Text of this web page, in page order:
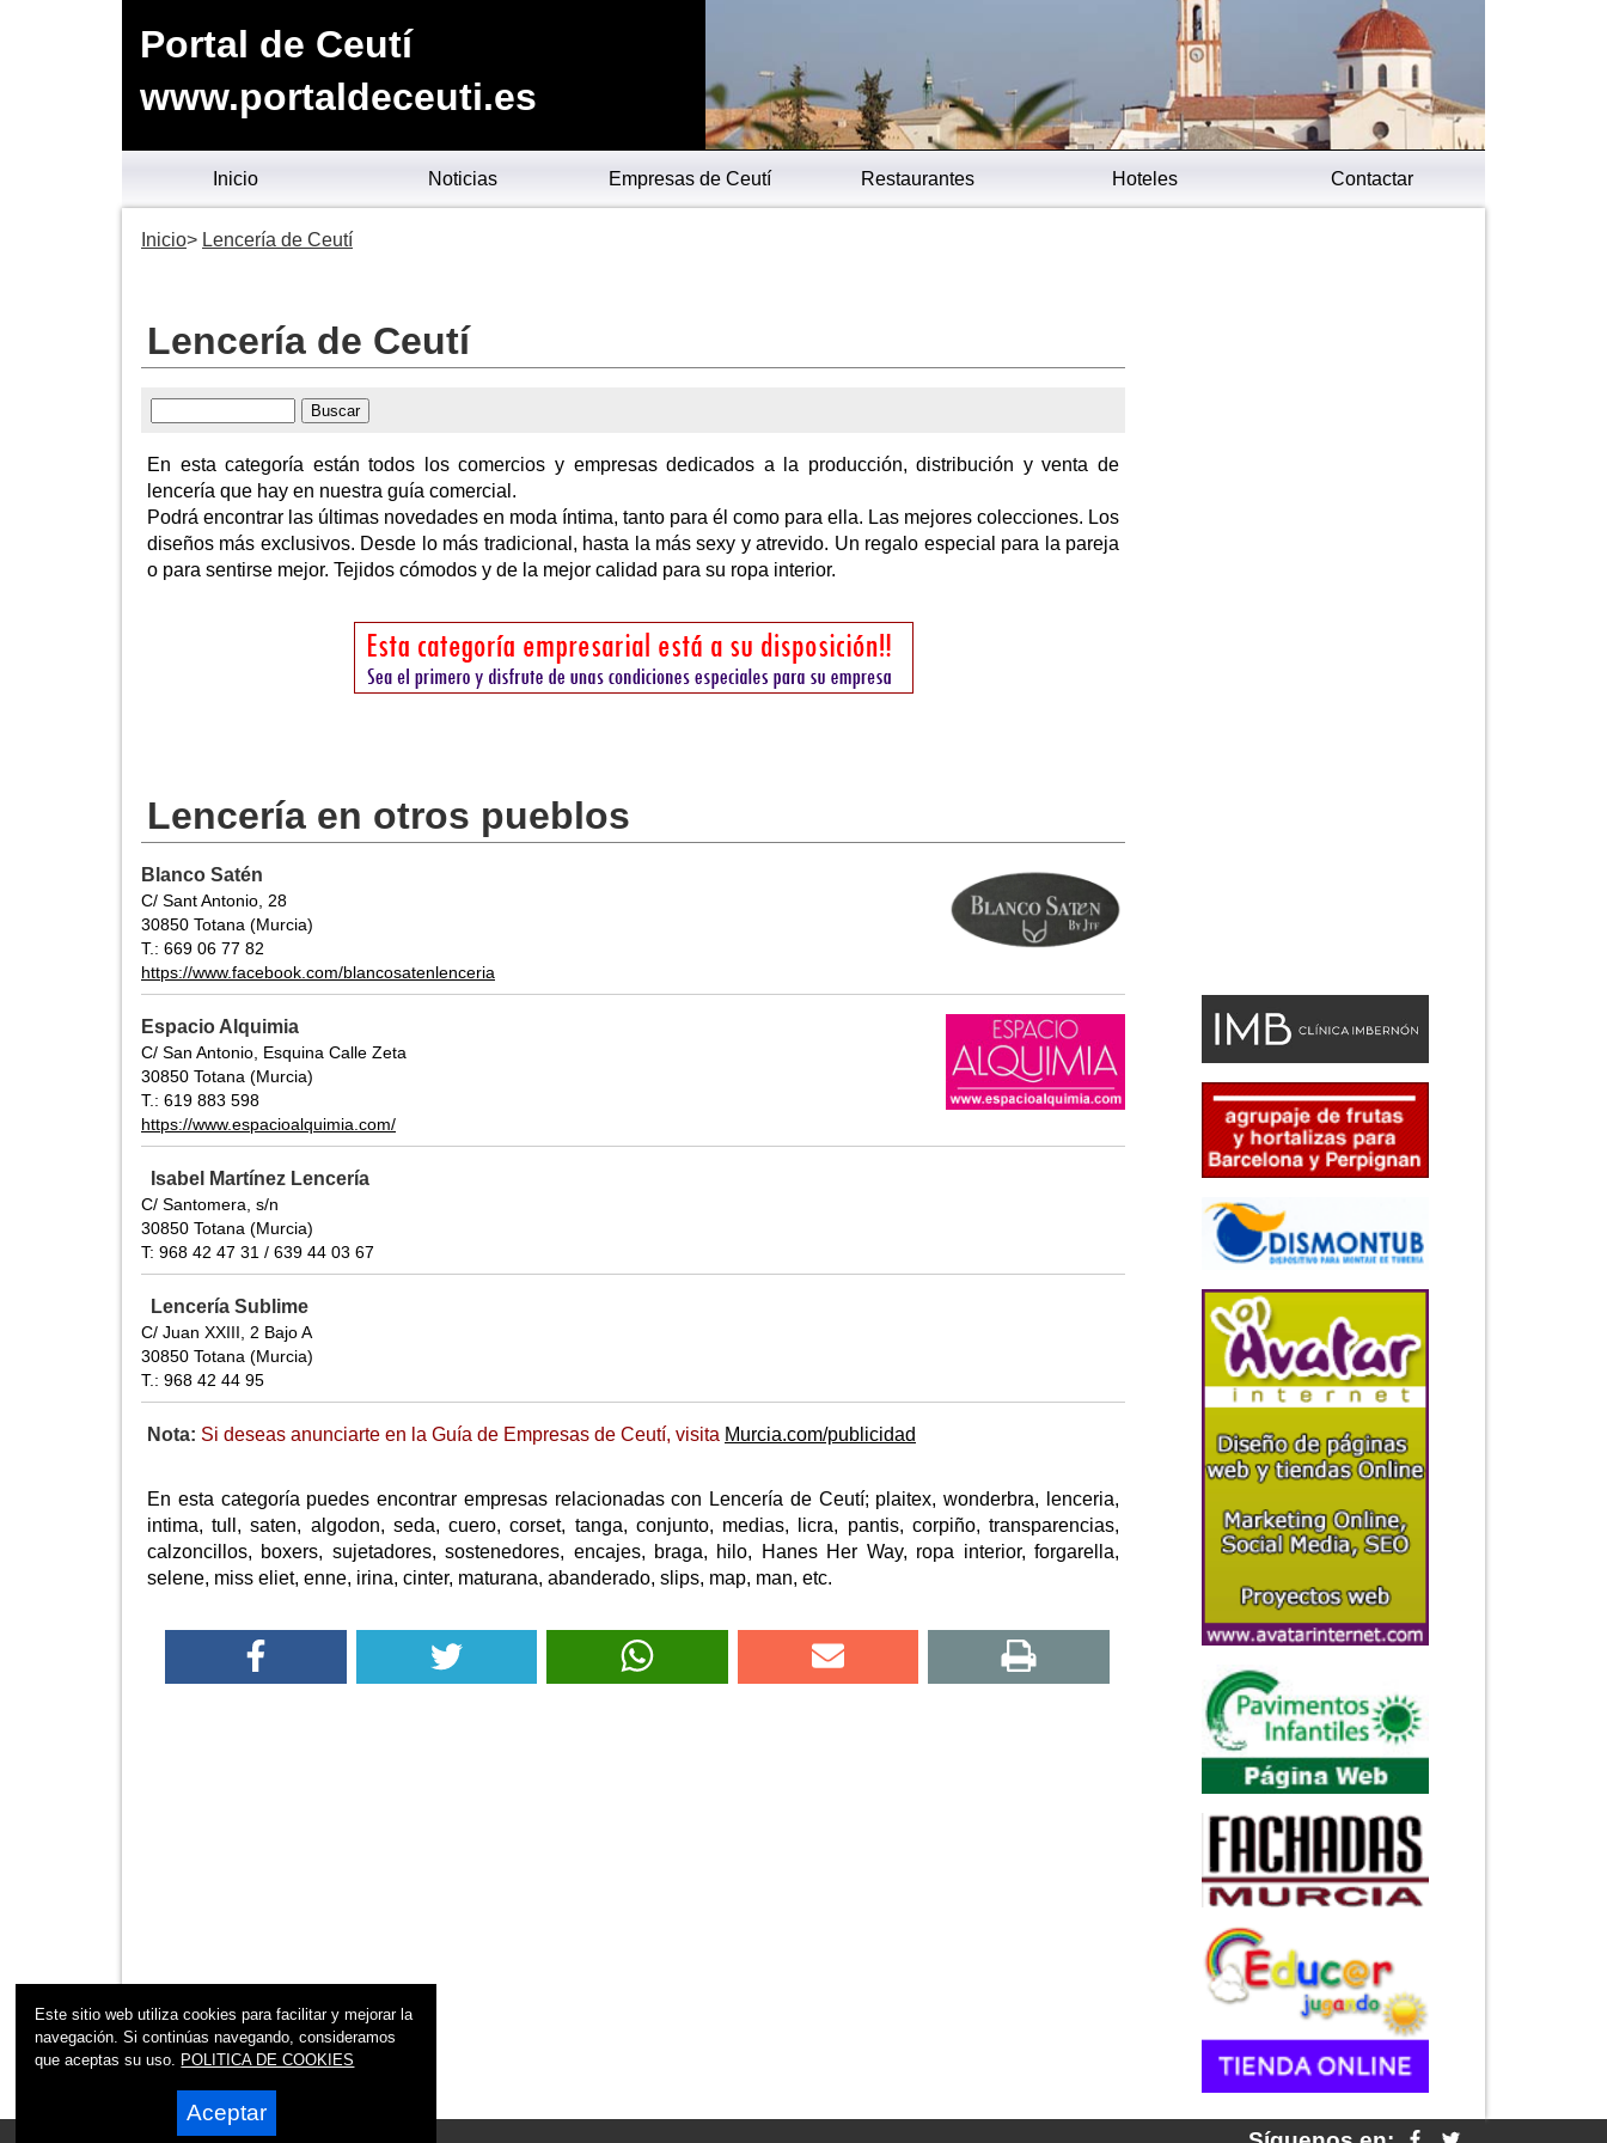
Portal de Ceutí
www.portaldeceuti.es
Inicio Noticias Empresas de Ceutí Restaurantes Hoteles Contactar
Inicio Lencería de Ceutí
Lencería de Ceutí
En esta categoría están todos los comercios y empresas dedicados a la producción, distribución y venta de
lencería que hay en nuestra guía comercial.
Podrá encontrar las últimas novedades en moda íntima, tanto para él como para ella. Las mejores colecciones. Los
diseños más exclusivos. Desde lo más tradicional, hasta la más sexy y atrevido. Un regalo especial para la pareja
o para sentirse mejor. Tejidos cómodos y de la mejor calidad para su ropa interior.
Lencería en otros pueblos
Blanco Satén
C/ Sant Antonio, 28
30850 Totana (Murcia)
T.: 669 06 77 82
https://www.facebook.com/blancosatenlenceria
Espacio Alquimia
C/ San Antonio, Esquina Calle Zeta
30850 Totana (Murcia)
T.: 619 883 598
https://www.espacioalquimia.com/
Isabel Martínez Lencería
C/ Santomera, s/n
30850 Totana (Murcia)
T: 968 42 47 31 / 639 44 03 67
Lencería Sublime
C/ Juan XXIII, 2 Bajo A
30850 Totana (Murcia)
T.: 968 42 44 95
Nota: Si deseas anunciarte en la Guía de Empresas de Ceutí, visita Murcia.com/publicidad
En esta categoría puedes encontrar empresas relacionadas con Lencería de Ceutí; plaitex, wonderbra, lenceria,
intima, tull, saten, algodon, seda, cuero, corset, tanga, conjunto, medias, licra, pantis, corpiño, transparencias,
calzoncillos, boxers, sujetadores, sostenedores, encajes, braga, hilo, Hanes Her Way, ropa interior, forgarella,
selene, miss eliet, enne, irina, cinter, maturana, abanderado, slips, map, man, etc.
Este sitio web utiliza cookies para facilitar y mejorar la
navegación. Si continúas navegando, consideramos
que aceptas su uso. POLITICA DE COOKIES
Aceptar